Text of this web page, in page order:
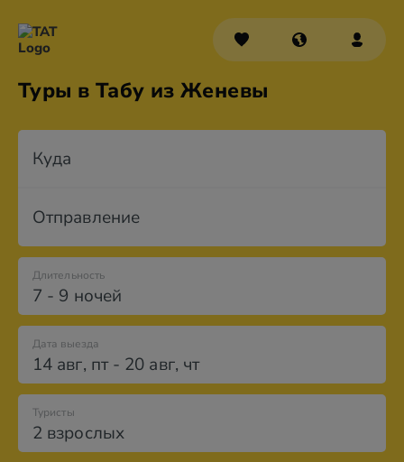
Туры в Табу из Женевы
Куда
Отправление
7 - 9 ночей
Длительность
Дата выезда
14 авг, пт- 20 авг, чт
2 взрослых
Туристы